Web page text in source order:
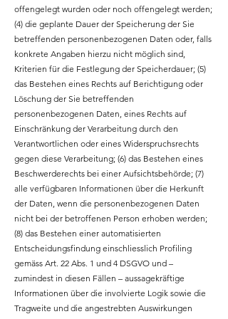
offengelegt wurden oder noch offengelegt werden;
(4) die geplante Dauer der Speicherung der Sie
betreffenden personenbezogenen Daten oder, falls
konkrete Angaben hierzu nicht möglich sind,
Kriterien für die Festlegung der Speicherdauer; (5)
das Bestehen eines Rechts auf Berichtigung oder
Löschung der Sie betreffenden
personenbezogenen Daten, eines Rechts auf
Einschränkung der Verarbeitung durch den
Verantwortlichen oder eines Widerspruchsrechts
gegen diese Verarbeitung; (6) das Bestehen eines
Beschwerderechts bei einer Aufsichtsbehörde; (7)
alle verfügbaren Informationen über die Herkunft
der Daten, wenn die personenbezogenen Daten
nicht bei der betroffenen Person erhoben werden;
(8) das Bestehen einer automatisierten
Entscheidungsfindung einschliesslich Profiling
gemäss Art. 22 Abs. 1 und 4 DSGVO und –
zumindest in diesen Fällen – aussagekräftige
Informationen über die involvierte Logik sowie die
Tragweite und die angestrebten Auswirkungen